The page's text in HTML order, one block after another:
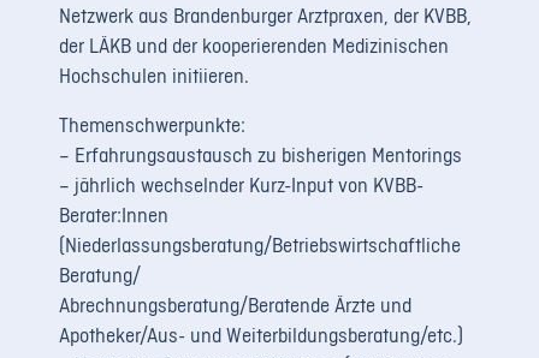
Netzwerk aus Brandenburger Arztpraxen, der KVBB,
der LÄKB und der kooperierenden Medizinischen
Hochschulen initiieren.
Themenschwerpunkte:
– Erfahrungsaustausch zu bisherigen Mentorings
– jährlich wechselnder Kurz-Input von KVBB-
Berater:Innen
(Niederlassungsberatung/Betriebswirtschaftliche
Beratung/
Abrechnungsberatung/Beratende Ärzte und
Apotheker/Aus- und Weiterbildungsberatung/etc.)